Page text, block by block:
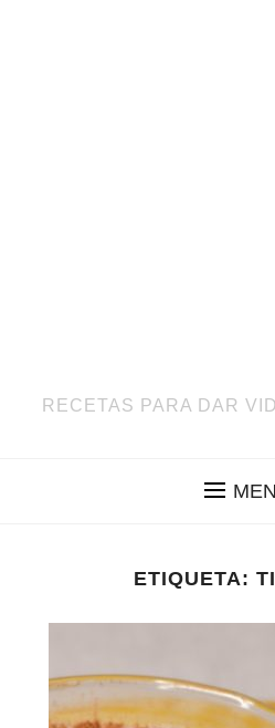
RECETAS PARA DAR
ETIQUETA: